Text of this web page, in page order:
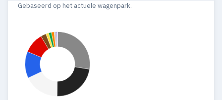
441
1995 348
1994 351
362
Gebaseerd op het actuele wagenpark.